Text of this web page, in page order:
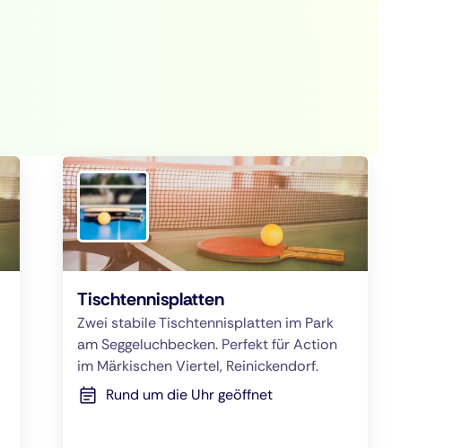
Tischtennisplatten
Zwei stabile Tischtennisplatten im Park
am Seggeluchbecken. Perfekt für Action
im Märkischen Viertel, Reinickendorf.
Rund um die Uhr geöffnet